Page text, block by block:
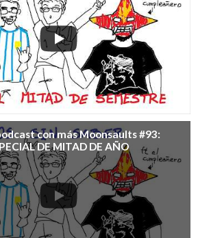
con más Moonsaults #93:
DE MITAD DE AÑO